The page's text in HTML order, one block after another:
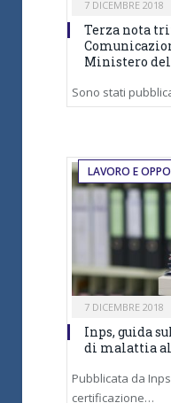
7 DICEMBRE 2018
Terza nota
Ministero del
Sono stati
LAVORO E
7 DICEMBRE 2018
Inps, guida
di malattia
Pubblicata da
certificazione…